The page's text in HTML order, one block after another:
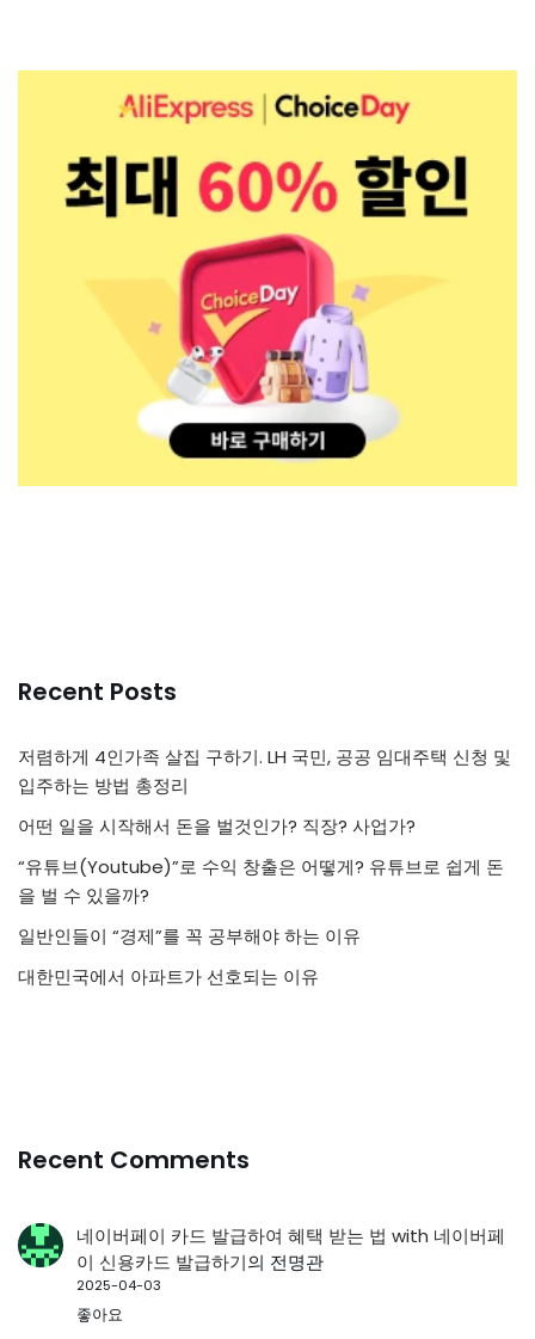
Recent Posts
저렴하게 4인가족 살집 구하기. LH 국민, 공공 임대주택 신청 및
입주하는 방법 총정리
어떤 일을 시작해서 돈을 벌것인가? 직장? 사업가?
“유튜브(Youtube)”로 수익 창출은 어떻게? 유튜브로 쉽게 돈
을 벌 수 있을까?
일반인들이 “경제”를 꼭 공부해야 하는 이유
대한민국에서 아파트가 선호되는 이유
Recent Comments
네이버페이 카드 발급하여 혜택 받는 법 with 네이버페
이 신용카드 발급하기의 전명관
2025-04-03
좋아요